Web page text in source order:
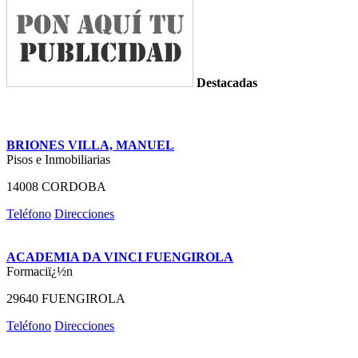
Destacadas
BRIONES VILLA, MANUEL
Pisos e Inmobiliarias
14008 CORDOBA
Teléfono Direcciones
ACADEMIA DA VINCI FUENGIROLA
Formaciï¿½n
29640 FUENGIROLA
Teléfono Direcciones